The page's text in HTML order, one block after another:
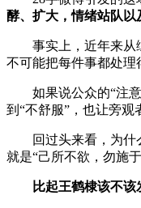
酵、扩大，情绪站队
事实上，近年来从综
不可能把每件事都处理
如果说公众的“注意
到“不舒服”，也让旁观
回过头来看，为什么
就是“己所不欲，勿施
比起王鹤棣该不